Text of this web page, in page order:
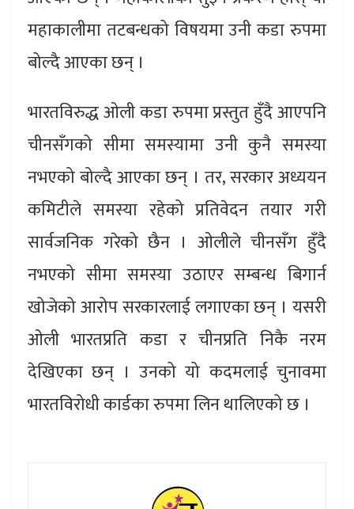
महाकालीमा तटबन्धको विषयमा उनी कडा रुपमा
बोल्दै आएका छन् ।
भारतविरुद्ध ओली कडा रुपमा प्रस्तुत हुँदै आएपनि
चीनसँगको सीमा समस्यामा उनी कुनै समस्या
नभएको बोल्दै आएका छन् । तर, सरकार अध्ययन
कमिटीले समस्या रहेको प्रतिवेदन तयार गरी
सार्वजनिक गरेको छैन । ओलीले चीनसँग हुँदै
नभएको सीमा समस्या उठाएर सम्बन्ध बिगार्न
खोजेको आरोप सरकारलाई लगाएका छन् । यसरी
ओली भारतप्रति कडा र चीनप्रति निकै नरम
देखिएका छन् । उनको यो कदमलाई चुनावमा
भारतविरोधी कार्डका रुपमा लिन थालिएको छ ।